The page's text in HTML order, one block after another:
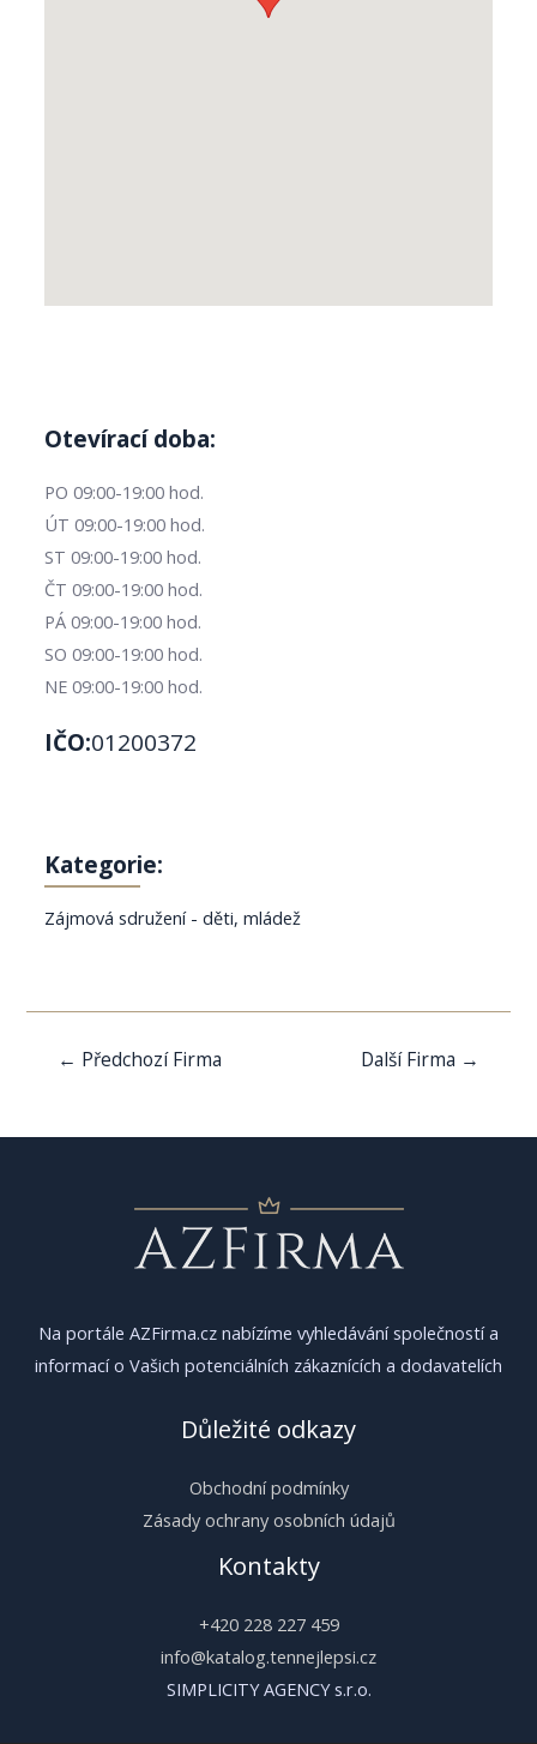
Otevírací doba:
PO 09:00-19:00 hod.
ÚT 09:00-19:00 hod.
ST 09:00-19:00 hod.
ČT 09:00-19:00 hod.
PÁ 09:00-19:00 hod.
SO 09:00-19:00 hod.
NE 09:00-19:00 hod.
IČO:01200372
Kategorie:
Zájmová sdružení - děti, mládež
Navigace
← Předchozí Firma Další Firma →
Na portále AZFirma.cz nabízíme vyhledávání společností a
informací o Vašich potenciálních zákaznících a dodavatelích
Důležité odkazy
Obchodní podmínky
Zásady ochrany osobních údajů
Kontakty
+420 228 227 459
info@katalog.tennejlepsi.cz
SIMPLICITY AGENCY s.r.o.